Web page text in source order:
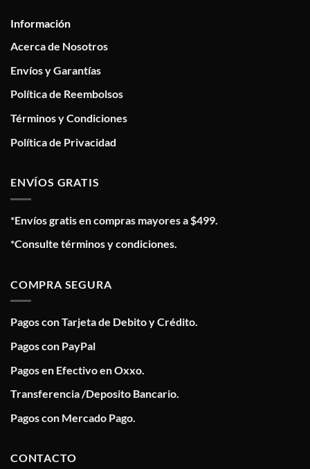
Información
Acerca de Nosotros
Envíos y Garantías
Política de Reembolsos
Términos y Condiciones
Política de Privacidad
ENVÍOS GRATIS
*Envíos gratis en compras mayores a $499.
*Consulte términos y condiciones.
COMPRA SEGURA
Pagos con Tarjeta de Debito y Crédito.
Pagos con PayPal
Pagos en Efectivo en Oxxo.
Transferencia /Deposito Bancario.
Pagos con Mercado Pago.
CONTACTO